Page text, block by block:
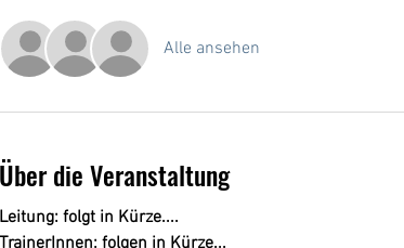
Alle ansehen
Über die Veranstaltung
Leitung: folgt in Kürze....